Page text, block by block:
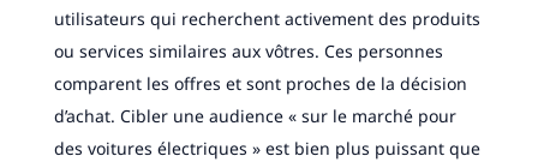
utilisateurs qui recherchent activement des produits
ou services similaires aux vôtres. Ces personnes
comparent les offres et sont proches de la décision
d’achat. Cibler une audience « sur le marché pour
des voitures électriques » est bien plus puissant que